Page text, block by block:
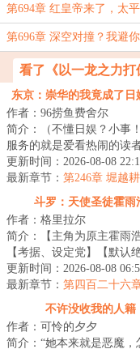
降维打击
第694章 红皇帝来了，太
（求月票）
第696章 深空对撞？我避
看了《以一龙之力
东京：崇华的我竟成了日
作者：96捞鱼费舍尔
简介：（不懂日娱？小事
服务的就是爱看热闹的读
爷！）穿越东京，却是平
年，泡沫时代的红利...
更新时间：2026-08-08
最新章节： 第246章 堀越
么惹上杰尼斯了？
斗罗：天使圣徒霍雨
作者：格里拉尔
简介：【主角为原主霍雨浩
【考据、设定党】【默认
数读者了解世界观/看过原
分情节减省】千...
更新时间：2026-08-08
最新章节： 第四百二十六
化魂导器
不许没收我的人籍
作者：可怜的夕夕
简介：“她本来就是恶魔，